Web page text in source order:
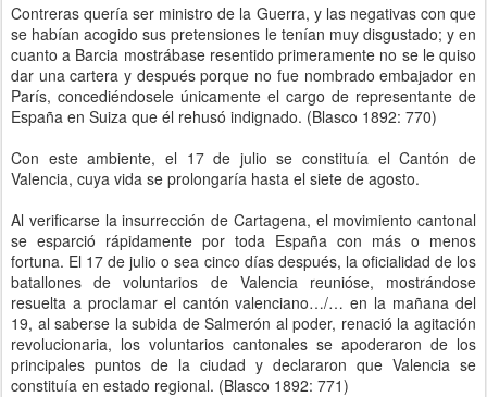
Contreras quería ser ministro de la Guerra, y las negativas con que
se habían acogido sus pretensiones le tenían muy disgustado; y en
cuanto a Barcia mostrábase resentido primeramente no se le quiso
dar una cartera y después porque no fue nombrado embajador en
París, concediéndosele únicamente el cargo de representante de
España en Suiza que él rehusó indignado. (Blasco 1892: 770)
Con este ambiente, el 17 de julio se constituía el Cantón de
Valencia, cuya vida se prolongaría hasta el siete de agosto.
Al verificarse la insurrección de Cartagena, el movimiento cantonal
se esparció rápidamente por toda España con más o menos
fortuna. El 17 de julio o sea cinco días después, la oficialidad de los
batallones de voluntarios de Valencia reunióse, mostrándose
resuelta a proclamar el cantón valenciano…/… en la mañana del
19, al saberse la subida de Salmerón al poder, renació la agitación
revolucionaria, los voluntarios cantonales se apoderaron de los
principales puntos de la ciudad y declararon que Valencia se
constituía en estado regional. (Blasco 1892: 771)